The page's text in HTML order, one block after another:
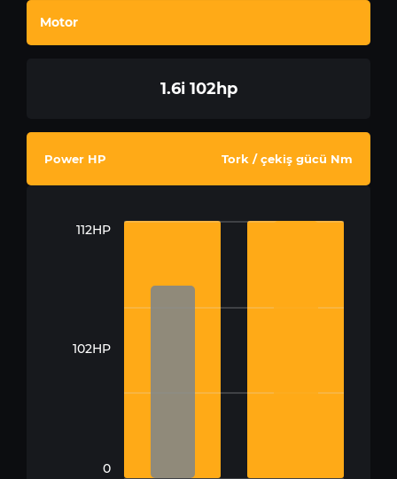
Motor
1.6i 102hp
Power HP Tork / çekiş gücü Nm
112HP
102HP
0